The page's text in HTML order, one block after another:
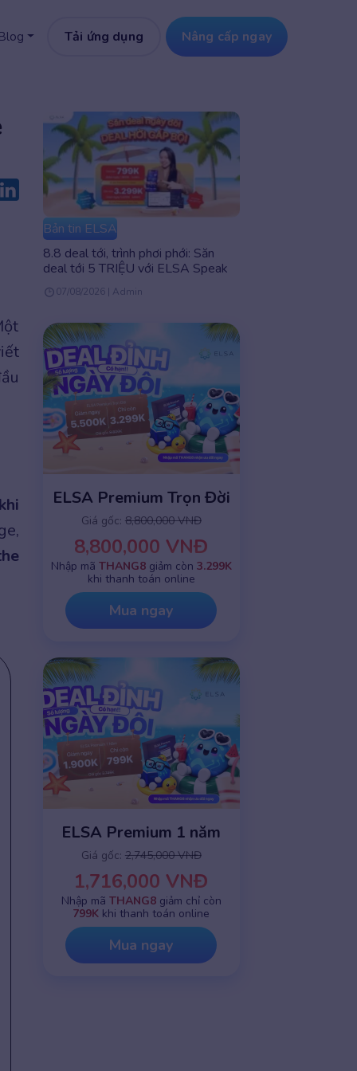
Tải ứng dụng Nâng cấp ngay
Bản tin ELSA
8.8 deal tới, trình phơi phới: Săn
deal tới 5 TRIỆU với ELSA Speak
07/08/2026 | Admin
ELSA Premium Trọn Đời
Giá gốc: 8,800,000 VNĐ
8,800,000 VNĐ
Nhập mã THANG8giảm còn 3.299K
khi thanh toán online
Mua ngay
ELSA Premium 1 năm
Giá gốc: 2,745,000 VNĐ
1,716,000 VNĐ
Nhập mã THANG8giảm chỉ còn
799K khi thanh toán online
Mua ngay